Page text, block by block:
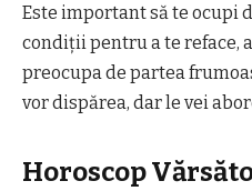
Este important să te ocupi
condiții pentru a te reface,
preocupa de partea
vor dispărea, dar le vei
Horoscop